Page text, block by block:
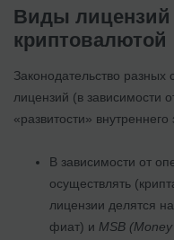
Виды лицензий
криптовалютой
Законодательство
лицензий (в зависимости
«развитости»
В зависимости от
осуществлять
лицензии делятся на
фиат) и MSB (Money